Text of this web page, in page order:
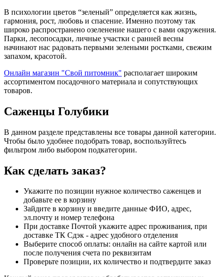
В психологии цветов “зеленый” определяется как жизнь,
гармония, рост, любовь и спасение. Именно поэтому так
широко распространено озеленение нашего с вами окружения.
Парки, лесопосадки, личные участки с ранней весны
начинают нас радовать первыми зелеными ростками, свежим
запахом, красотой.
Онлайн магазин "Свой питомник" располагает широким
ассортиментом посадочного материала и сопутствующих
товаров.
Саженцы Голубики
В данном разделе представлены все товары данной категории.
Чтобы было удобнее подобрать товар, воспользуйтесь
фильтром либо выбором подкатегории.
Как сделать заказ?
Укажите по позиции нужное количество саженцев и
добавьте ее в корзину
Зайдите в корзину и введите данные ФИО, адрес,
эл.почту и номер телефона
При доставке Почтой укажите адрес проживания, при
доставке ТК Сдэк - адрес удобного отделения
Выберите способ оплаты: онлайн на сайте картой или
после получения счета по реквизитам
Проверьте позиции, их количество и подтвердите заказ